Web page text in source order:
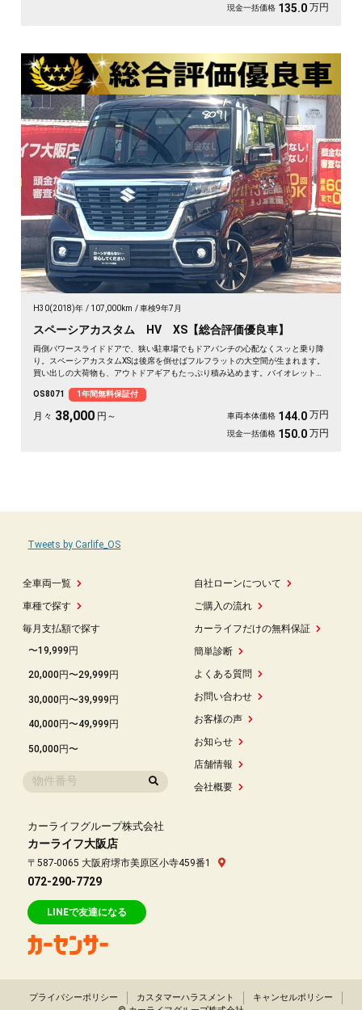
現金一括価格 135.0 万円
H30(2018)年 107,000km 車検9年7月
スペーシアカスタム HV XS【総合評価優良車】
両側パワースライドドアで、狭い駐車場でもドアパンチの心配なくスッと乗り降
り。スペーシアカスタムXSは後席を倒せばフルフラットの大空間が生まれます。
買い出しの大荷物も、アウトドアギアもたっぷり積み込めます。バイオレットの
クテーブルで、長距離移動も快適に過ごせます。休日の遠出が待ち遠しくなりま
すよ。安心してお乗りいただける《1年保証付》です🚗✨💺🙌😊
OS8071 1年間無料保証付
月々 38,000 円～ 車両本体価格 144.0 万円
現金一括価格 150.0 万円
全車両一覧
車種で探す
毎月支払額で探す
〜19,999円
20,000円〜29,999円
30,000円〜39,999円
40,000円〜49,999円
50,000円〜
自社ローンについて
ご購入の流れ
カーライフだけの無料保証
簡単診断
よくある質問
お問い合わせ
お客様の声
お知らせ
店舗情報
会社概要
Tweets by Carlife_OS
カーライフグループ株式会社
カーライフ大阪店
〒587-0065 大阪府堺市美原区小寺459番1
072-290-7729
LINEで友達になる
プライバシーポリシー カスタマーハラスメント
キャンセルポリシー